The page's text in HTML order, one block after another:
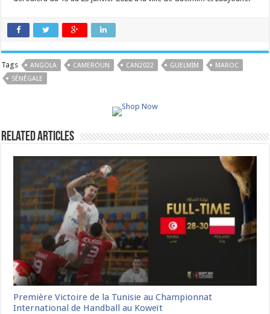
Tags ANGOLA CAMEROUN CAN2022 GUELMIM
MAROC
SÉNÉGALE
Related Articles
Première Victoire de la Tunisie au Championnat
International de Handball au Koweït